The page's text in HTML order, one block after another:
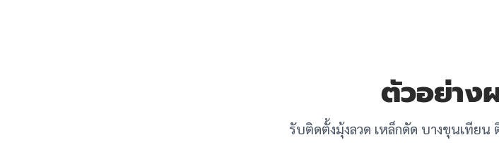
ตัวอย่าง
รับติดตั้งมุ้งลวด เหล็กดัด บางขุนเทีย